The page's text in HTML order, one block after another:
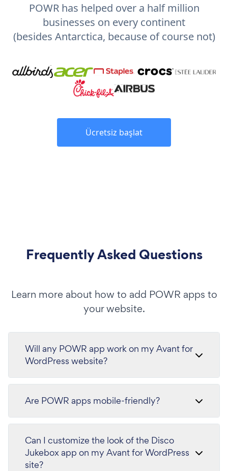
POWR has helped over a half million
businesses on every continent
(besides Antarctica, because of course not)
Ücretsiz başlat
Frequently Asked Questions
Learn more about how to add POWR apps to
your website.
Will any POWR app work on my Avant for
WordPress website?
Are POWR apps mobile-friendly?
Can I customize the look of the Disco
Jukebox app on my Avant for WordPress
site?